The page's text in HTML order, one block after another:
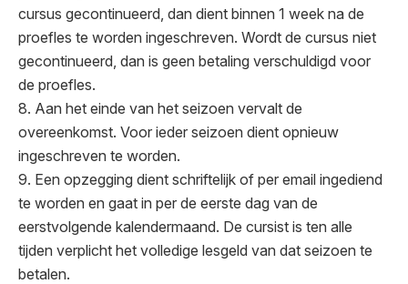
cursus gecontinueerd, dan dient binnen 1 week na de
proefles te worden ingeschreven. Wordt de cursus niet
gecontinueerd, dan is geen betaling verschuldigd voor
de proefles.
8. Aan het einde van het seizoen vervalt de
overeenkomst. Voor ieder seizoen dient opnieuw
ingeschreven te worden.
9. Een opzegging dient schriftelijk of per email ingediend
te worden en gaat in per de eerste dag van de
eerstvolgende kalendermaand. De cursist is ten alle
tijden verplicht het volledige lesgeld van dat seizoen te
betalen.